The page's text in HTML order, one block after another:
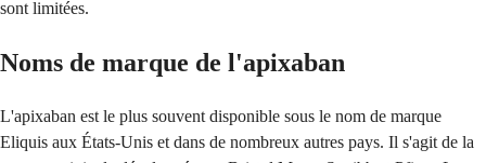
sont limitées.
Noms de marque de l'apixaban
L'apixaban est le plus souvent disponible sous le nom de marque
Eliquis aux États-Unis et dans de nombreux autres pays. Il s'agit de la